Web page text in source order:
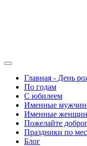
Главная - День
По годам
С юбилеем
Именные
Именные
Пожелайте
Праздники по
Блог